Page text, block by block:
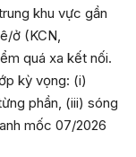
khu vực gần
ở (KCN,
quá xa kết nối.
kỳ vọng: (i)
phần, (iii) sóng
mốc 07/2026